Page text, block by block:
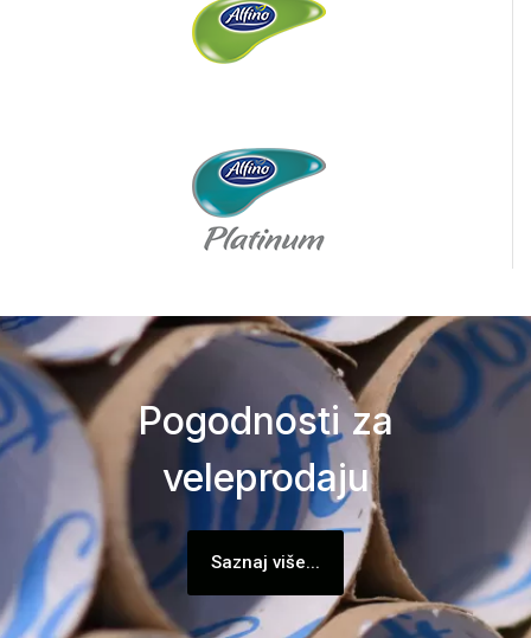
Pogodnosti za
veleprodaju
Saznaj više...